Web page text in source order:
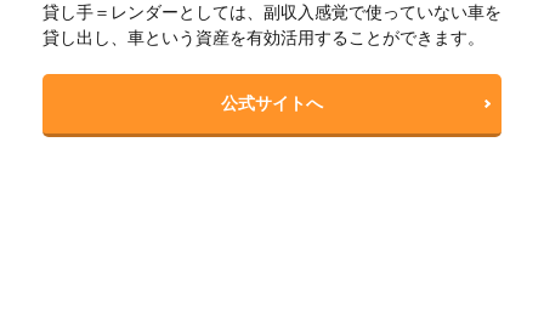
貸し手＝レンダーとしては、副収入感覚で使っていない車を
貸し出し、車という資産を有効活用することができます。
公式サイトへ